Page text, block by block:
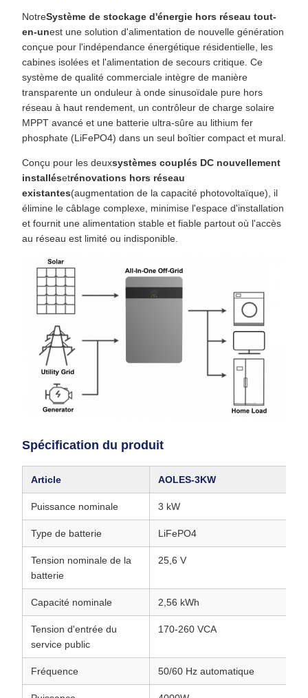
NotreSystème de stockage d'énergie hors réseau tout-
en-unest une solution d'alimentation de nouvelle génération
conçue pour l'indépendance énergétique résidentielle, les
cabines isolées et l'alimentation de secours critique. Ce
système de qualité commerciale intègre de manière
transparente un onduleur à onde sinusoïdale pure hors
réseau à haut rendement, un contrôleur de charge solaire
MPPT avancé et une batterie ultra-sûre au lithium fer
phosphate (LiFePO4) dans un seul boîtier compact et mural.
Conçu pour les deuxsystèmes couplés DC nouvellement
installésetrénovations hors réseau
existantes(augmentation de la capacité photovoltaïque), il
élimine le câblage complexe, minimise l'espace d'installation
et fournit une alimentation stable et fiable partout où l'accès
au réseau est limité ou indisponible.
Spécification du produit
Article AOLES‑3KW
Puissance nominale 3 kW
Type de batterie LiFePO4
Tension nominale de la
batterie
25,6 V
Capacité nominale 2,56 kWh
Tension d'entrée du
service public
170-260 VCA
Fréquence 50/60 Hz automatique